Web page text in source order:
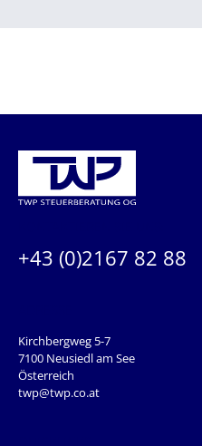
+43 (0)2167 82 88
Kirchbergweg 5-7
7100 Neusiedl am See
Österreich
twp@twp.co.at